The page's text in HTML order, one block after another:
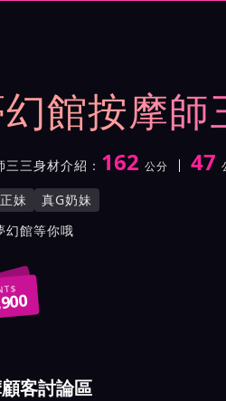
館按摩師
三三身材介紹： 身高
162 公分
體重 47
罩杯
師三三服務風格與特色
妹 真G奶妹
師三三所屬按摩會館
幻館等你哦
價截屏
客討論區